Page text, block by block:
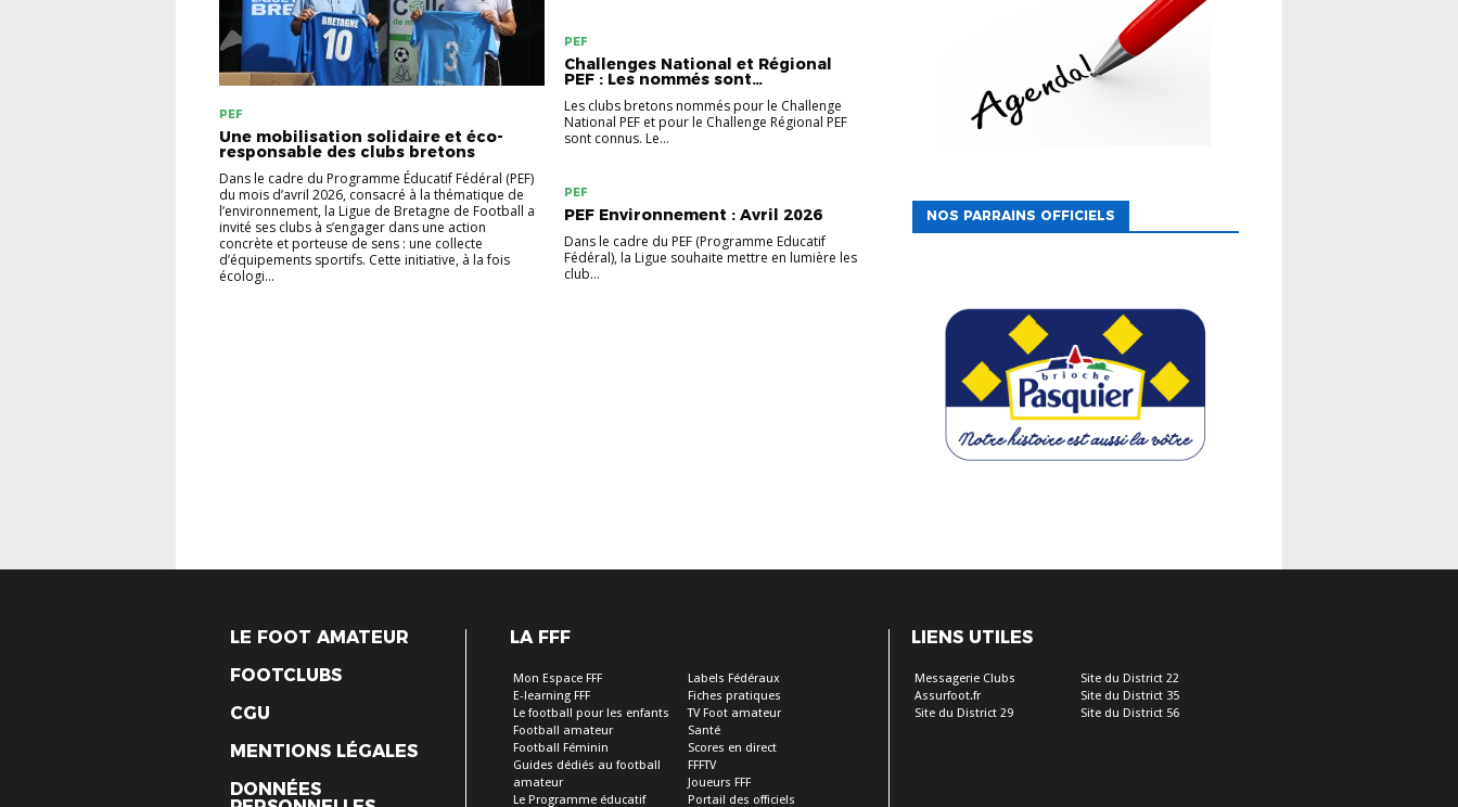
PEF
Une mobilisation solidaire et éco-
responsable des clubs bretons
Dans le cadre du Programme Éducatif Fédéral (PEF)
du mois d’avril 2026, consacré à la thématique de
l’environnement, la Ligue de Bretagne de Football a
invité ses clubs à s’engager dans une action
concrète et porteuse de sens : une collecte
d’équipements sportifs. Cette initiative, à la fois
écologi...
PEF
Challenges National et Régional
PEF : Les nommés sont…
Les clubs bretons nommés pour le Challenge
National PEF et pour le Challenge Régional PEF
sont connus. Le...
PEF
PEF Environnement : Avril 2026
Dans le cadre du PEF (Programme Educatif
Fédéral), la Ligue souhaite mettre en lumière les
club...
NOS PARRAINS OFFICIELS
LE FOOT AMATEUR
FOOTCLUBS
CGU
MENTIONS LÉGALES
DONNÉES
LA FFF
Mon Espace FFF
E-learning FFF
Le football pour les enfants
Football amateur
Football Féminin
Guides dédiés au football
amateur
Le Programme éducatif
Labels Fédéraux
Fiches pratiques
TV Foot amateur
Santé
Scores en direct
FFFTV
Joueurs FFF
Portail des officiels
LIENS UTILES
Messagerie Clubs
Assurfoot.fr
Site du District 29
Site du District 22
Site du District 35
Site du District 56